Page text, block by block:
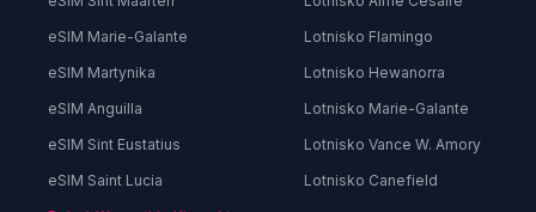
eSIM Marie-Galante
eSIM Martynika
eSIM Anguilla
eSIM Sint Eustatius
eSIM Saint Lucia
Lotnisko Flamingo
Lotnisko Hewanorra
Lotnisko Marie-Galante
Lotnisko Vance W. Amory
Lotnisko Canefield